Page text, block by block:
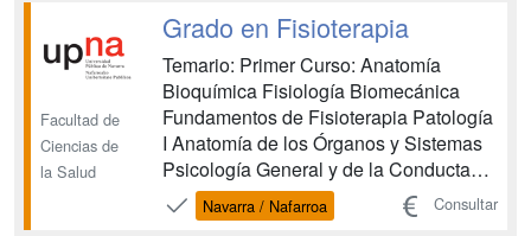
Facultad de
Ciencias de
la Salud
Grado en Fisioterapia
Temario: Primer Curso: Anatomía
Bioquímica Fisiología Biomecánica
Fundamentos de Fisioterapia Patología
I Anatomía de los Órganos y Sistemas
Psicología General y de la Conducta
Valoración en Fisioterapia I
Procedimientos Generales en
Navarra / Nafarroa Consultar